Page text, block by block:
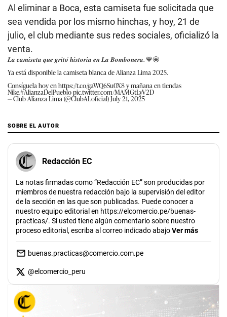
Al eliminar a Boca, esta camiseta fue solicitada que
sea vendida por los mismo hinchas, y hoy, 21 de
julio, el club mediante sus redes sociales, oficializó la
venta.
𝑳𝒂 𝒄𝒂𝒎𝒊𝒔𝒆𝒕𝒂 𝒒𝒖𝒆 𝒈𝒓𝒊𝒕𝒐́ 𝒉𝒊𝒔𝒕𝒐𝒓𝒊𝒂 𝒆𝒏 𝑳𝒂 𝑩𝒐𝒎𝒃𝒐𝒏𝒆𝒓𝒂. 💙🤩
Ya está disponible la camiseta blanca de Alianza Lima 2025.
Consíguela hoy enhttps://t.co/gaWQ6Su0X8y mañana en tiendas
Nike.#AlianzaDelPueblopic.twitter.com/MAMGtLyV2D
— Club Alianza Lima (@ClubALoficial)July 21, 2025
SOBRE EL AUTOR
Redacción EC
La notas firmadas como “Redacción EC” son producidas por
miembros de nuestra redacción bajo la supervisión del editor
de la sección en las que son publicadas. Puede conocer a
nuestro equipo editorial en https://elcomercio.pe/buenas-
practicas/. Si usted tiene algún comentario sobre nuestro
proceso editorial, escriba al correo indicado abajoVer más
buenas.practicas@comercio.com.pe
@elcomercio_peru